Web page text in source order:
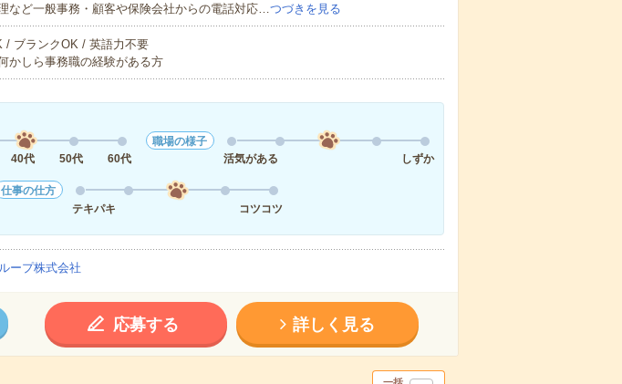
など一般事務・顧客や保険会社からの電話対応… つづきを見る
/ ブランクOK / 英語力不要
かしら事務職の経験がある方
40代 50代 60代
職場の様子
活気がある
しずか
仕事の仕方
テキパキ
コツコツ
ープ株式会社
応募する 詳しく見る
一括